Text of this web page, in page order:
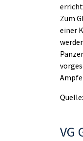
Zum
einer
VG